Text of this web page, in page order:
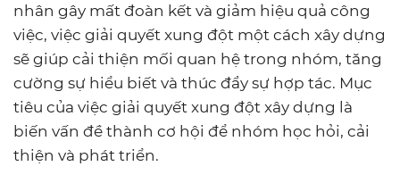
nhân gây mất đoàn kết và giảm hiệu quả công
việc, việc giải quyết xung đột một cách xây dựng
sẽ giúp cải thiện mối quan hệ trong nhóm, tăng
cường sự hiểu biết và thúc đẩy sự hợp tác. Mục
tiêu của việc giải quyết xung đột xây dựng là
biến vấn đề thành cơ hội để nhóm học hỏi, cải
thiện và phát triển.